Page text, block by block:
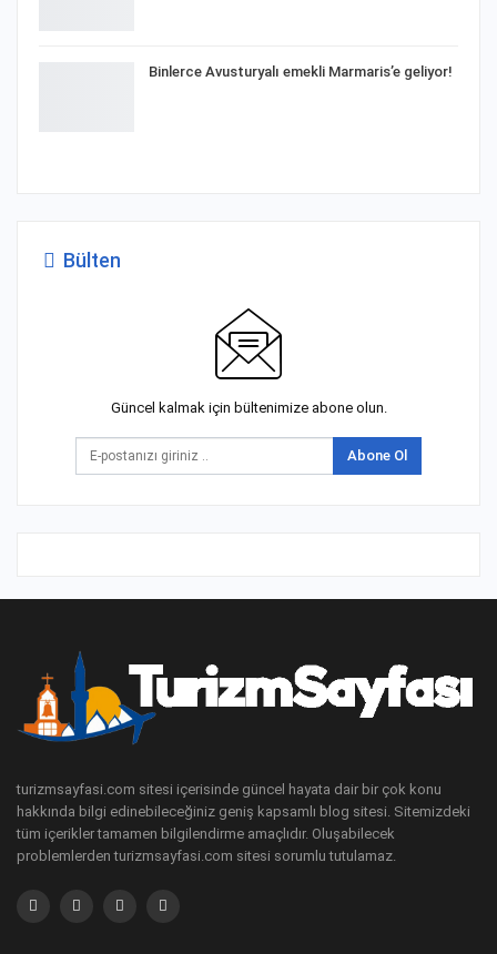
Binlerce Avusturyalı emekli Marmaris’e geliyor!
Bülten
Güncel kalmak için bültenimize abone olun.
Abone Ol
turizmsayfasi.com sitesi içerisinde güncel hayata dair bir çok konu
hakkında bilgi edinebileceğiniz geniş kapsamlı blog sitesi. Sitemizdeki
tüm içerikler tamamen bilgilendirme amaçlıdır. Oluşabilecek
problemlerden turizmsayfasi.com sitesi sorumlu tutulamaz.